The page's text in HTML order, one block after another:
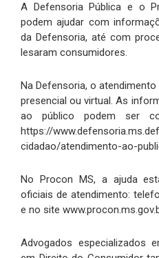
A Defensoria Pública e o
podem ajudar com
da Defensoria, até com
lesaram consumidores.
Na Defensoria, o
presencial ou virtual. As
ao público podem ser
https://
cidadao/atendimento-ao-
No Procon MS, a ajuda
oficiais de atendimento:
e no site
Advogados especializados